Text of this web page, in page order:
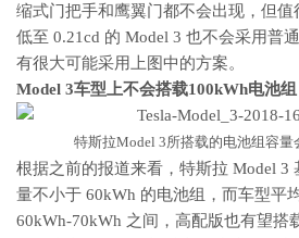
缩式门把手和鹰翼门都不会出现，但
低至 0.21cd 的 Model 3 也不会采用普
有很大可能采用上图中的方案。
Model 3车型上不会搭载100kWh电池组
特斯拉Model 3所搭载的电池组容量
根据之前的报道来看，特斯拉 Model 3
量不小于 60kWh 的电池组，而车型平
60kWh-70kWh 之间，高配版也有望搭